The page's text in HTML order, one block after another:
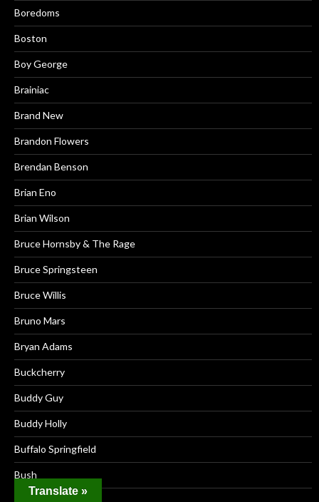
Boredoms
Boston
Boy George
Brainiac
Brand New
Brandon Flowers
Brendan Benson
Brian Eno
Brian Wilson
Bruce Hornsby & The Rage
Bruce Springsteen
Bruce Willis
Bruno Mars
Bryan Adams
Buckcherry
Buddy Guy
Buddy Holly
Buffalo Springfield
Bush
Translate »